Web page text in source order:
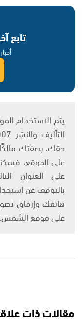
تابع
حقك، بصفتك
على الموقع،
بالتوقف عن
هاتفك وإرفاق
على موقع
مقالات ذات